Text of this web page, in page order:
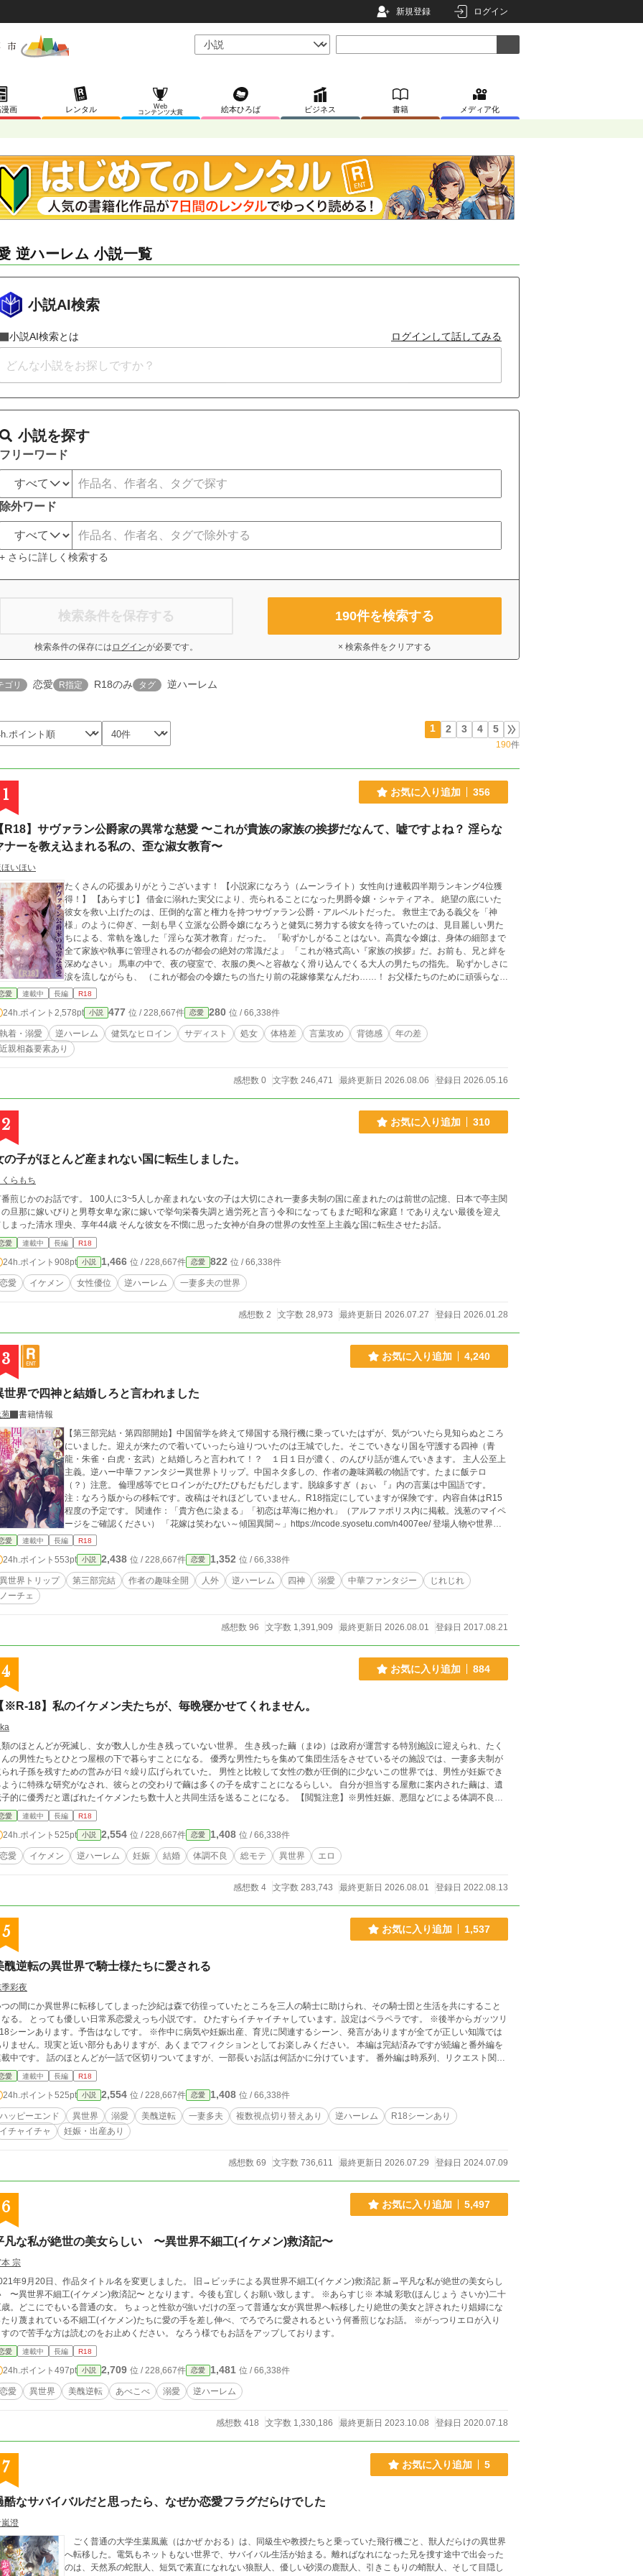
新規登録 ログイン
画 レンタル
Web
コンテンツ大賞
絵本ひろば ビジネス 書籍 メディア化
逆ハーレム 小説一覧
小説AI検索
小説AI検索とは ログインして話してみる
小説を探す
フリーワード
除外ワード
+ さらに詳しく検索する
検索条件を保存する
検索条件の保存には ログインが必要です。
190件を検索する
× 検索条件をクリアする
ゴリ 恋愛 R指定 R18のみ タグ 逆ハーレム
1 2 3 4 5
190件
1 お気に入り追加 356
R18】サヴァラン公爵家の異常な慈愛 〜これが貴族の家族の挨拶だなんて、嘘ですよね？ 淫らな
ナーを教え込まれる私の、歪な淑女教育〜
いほい
たくさんの応援ありがとうございます！ 【小説家になろう（ムーンライト）女性向け連載四半期ランキング4位獲
得！】 【あらすじ】 借金に溺れた実父により、売られることになった男爵令嬢・シャティアネ。 絶望の底にいた
彼女を救い上げたのは、圧倒的な富と権力を持つサヴァラン公爵・アルベルトだった。 救世主である義父を「神
様」のように仰ぎ、一刻も早く立派な公爵令嬢になろうと健気に努力する彼女を待っていたのは、見目麗しい男た
ちによる、常軌を逸した「淫らな英才教育」だった。 「恥ずかしがることはない。高貴な令嬢は、身体の細部まで
全て家族や執事に管理されるのが都会の絶対の常識だよ」 「これが格式高い『家族の挨拶』だ。お前も、兄と絆を
深めなさい」 馬車の中で、夜の寝室で、衣服の奥へと容赦なく滑り込んでくる大人の男たちの指先。 恥ずかしさに
涙を流しながらも、 （これが都会の令嬢たちの当たり前の花嫁修業なんだわ……！ お父様たちのために頑張らなき
ゃ！） と、純粋すぎるがゆえに健気に身体を開拓されていくシャティー。 それは、彼女を自分たちだけのものにし
ど淫らに仕上がっているかも知らず、無自覚なまま美しい男たちに「完璧な淑女」へと蕩かされてゆく極甘な毎
日。 健気な令嬢×嘘の常識を教え込む絶倫溺愛公爵家、開幕。
愛 連載中 長編 R18
24h.ポイント 2,578pt 小説 477 位 / 228,667件 恋愛 280 位 / 66,338件
執着・溺愛 逆ハーレム 健気なヒロイン サディスト 処女 体格差 言葉攻め 背徳感
年の差
近親相姦要素あり
感想数 0 文字数 246,471 最終更新日 2026.08.06 登録日 2026.05.16
2 お気に入り追加 310
の子がほとんど産まれない国に転生しました。
らもち
お話です。 100人に3~5人しか産まれない女の子は大切にされ一妻多夫制の国に産まれたのは前世の記憶、日本で亭主関
旦那に嫁いびりと男尊女卑な家に嫁いで挙句栄養失調と過労死と言う令和になってもまだ昭和な家庭！でありえない最後を迎え
てしまった清水 理央、享年44歳 そんな彼女を不憫に思った女神が自身の世界の女性至上主義な国に転生させたお話。
愛 連載中 長編 R18
24h.ポイント 908pt 小説 1,466 位 / 228,667件 恋愛 822 位 / 66,338件
恋愛 イケメン 女性優位 逆ハーレム 一妻多夫の世界
感想数 2 文字数 28,973 最終更新日 2026.07.27 登録日 2026.01.28
3 お気に入り追加 4,240
世界で四神と結婚しろと言われました
書籍情報
【第三部完結・第四部開始】中国留学を終えて帰国する飛行機に乗っていたはずが、気がついたら見知らぬところ
にいました。迎えが来たので着いていったら辿りついたのは王城でした。そこでいきなり国を守護する四神（青
龍・朱雀・白虎・玄武）と結婚しろと言われて！？ １日１日が濃く、のんびり話が進んでいきます。 主人公至上
主義。逆ハー中華ファンタジー異世界トリップ。中国ネタ多しの、作者の趣味満載の物語です。たまに飯テロ
（？）注意。 倫理感等でヒロインがたびたびもだもだします。脱線多すぎ（ぉぃ 『』内の言葉は中国語です。
注：なろう版からの移転です。改稿はそれほどしていません。R18指定にしていますが保険です。内容自体はR15
程度の予定です。 関連作：「貴方色に染まる」「初恋は草海に抱かれ」（アルファポリス内に掲載。浅葱のマイペ
ージをご確認ください） 「花嫁は笑わない～傾国異聞～」https://ncode.syosetu.com/n4007ee/ 登場人物や世界設
定などはこちら↓ https://paleblue.fanbox.cc/posts/6069842
愛 連載中 長編 R18
24h.ポイント 553pt 小説 2,438 位 / 228,667件 恋愛 1,352 位 / 66,338件
異世界トリップ 第三部完結 作者の趣味全開 人外 逆ハーレム 四神 溺愛 中華ファンタジー
じれじれ
ノーチェ
感想数 96 文字数 1,391,909 最終更新日 2026.08.01 登録日 2017.08.21
4 お気に入り追加 884
※R-18】私のイケメン夫たちが、毎晩寝かせてくれません。
のほとんどが死滅し、女が数人しか生き残っていない世界。 生き残った繭（まゆ）は政府が運営する特別施設に迎えられ、たく
の男性たちとひとつ屋根の下で暮らすことになる。 優秀な男性たちを集めて集団生活をさせているその施設では、一妻多夫制が
れ子孫を残すための営みが日々繰り広げられていた。 男性と比較して女性の数が圧倒的に少ないこの世界では、男性が妊娠でき
うに特殊な研究がなされ、彼らとの交わりで繭は多くの子を成すことになるらしい。 自分が担当する屋敷に案内された繭は、遺
的に優秀だと選ばれたイケメンたち数十人と共同生活を送ることになる。 【閲覧注意】※男性妊娠、悪阻などによる体調不良、
シーン、出産シーン、複数プレイ、などマニアックな（あまりグロくはないと思いますが）描写が出てくる可能性があります。
さんのイケメン夫に囲まれて、逆ハーレムな生活を送りたいという女性の願望を描いています。
愛 連載中 長編 R18
24h.ポイント 525pt 小説 2,554 位 / 228,667件 恋愛 1,408 位 / 66,338件
恋愛 イケメン 逆ハーレム 妊娠 結婚 体調不良 総モテ 異世界 エロ
感想数 4 文字数 283,743 最終更新日 2026.08.01 登録日 2022.08.13
5 お気に入り追加 1,537
醜逆転の異世界で騎士様たちに愛される
彩夜
の間にか異世界に転移してしまった沙紀は森で彷徨っていたところを三人の騎士に助けられ、その騎士団と生活を共にすること
っち小説です。 ひたすらイチャイチャしています。設定はペラペラです。 ※後半からガッツリ
シーンあります。予告はなしです。 ※作中に病気や妊娠出産、育児に関連するシーン、発言がありますが全てが正しい知識では
ません。現実と近い部分もありますが、あくまでフィクションとしてお楽しみください。 本編は完結済みですが続編と番外編を
中です。 話のほとんどが一話で区切りついてますが、一部長いお話は何話かに分けています。 番外編は時系列、リクエスト関係
投稿順になっています。また、本編、続編に関係するものなので、現在投稿済みのお話を読み終わってからをお勧めします。 誤
字修正、多少の内容改変を行っております。都合によりタイトルも変えたりしています。ご了承ください。 感想のネタバレ防止
を後になって知った為この作品には付けておりません。ネタバレが怖い方は薄目で見てください。ｽﾐﾏｾﾝ…
愛 連載中 長編 R18
24h.ポイント 525pt 小説 2,554 位 / 228,667件 恋愛 1,408 位 / 66,338件
ハッピーエンド 異世界 溺愛 美醜逆転 一妻多夫 複数視点切り替えあり 逆ハーレム
R18シーンあり
イチャイチャ
妊娠・出産あり
感想数 69 文字数 736,611 最終更新日 2026.07.29 登録日 2024.07.09
6 お気に入り追加 5,497
凡な私が絶世の美女らしい 〜異世界不細工(イケメン)救済記〜
宗
9月20日、作品タイトル名を変更しました。 旧→ビッチによる異世界不細工(イケメン)救済記 新→平凡な私が絶世の美女らし
異世界不細工(イケメン)救済記〜 となります。今後も宜しくお願い致します。 ※あらすじ※ 本城 彩歌(ほんじょう さいか)二十
にでもいる普通の女。 ちょっと性欲が強いだけの至って普通な女が異世界へ転移したり絶世の美女と評されたり娼婦にな
り蔑まれている不細工(イケメン)たちに愛の手を差し伸べ、でろでろに愛されるという何番煎じなお話。 ※がっつりエロが入り
ので苦手な方は読むのをお止めください。 なろう様でもお話をアップしております。
愛 連載中 長編 R18
24h.ポイント 497pt 小説 2,709 位 / 228,667件 恋愛 1,481 位 / 66,338件
恋愛 異世界 美醜逆転 あべこべ 溺愛 逆ハーレム
感想数 418 文字数 1,330,186 最終更新日 2023.10.08 登録日 2020.07.18
7 お気に入り追加 5
酷なサバイバルだと思ったら、なぜか恋愛フラグだらけでした
澄
ごく普通の大学生葉風薫（はかぜ かおる）は、同級生や教授たちと乗っていた飛行機ごと、獣人だらけの異世界
へ転移した。電気もネットもない世界で、サバイバル生活が始まる。離ればなれになった兄を捜す途中で出会った
のは、天然系の蛇獣人、短気で素直になれない狼獣人、優しい砂漠の鹿獣人、引きこもりの蛸獣人、そして目隠し